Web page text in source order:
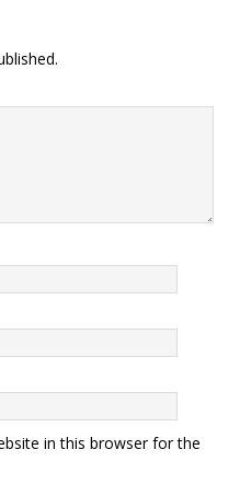
in this browser for the